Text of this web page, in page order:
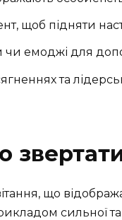
щоб підняти
емоджі для
та
що
сильної та